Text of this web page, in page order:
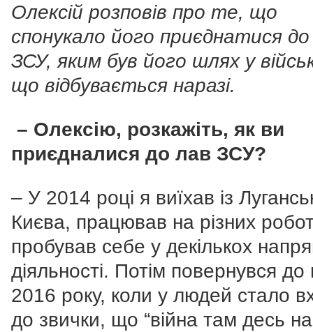
Олексій розповів про те, що
спонукало його приєднатися
ЗСУ, яким був його шлях у
що відбувається наразі.
– Олексію, розкажіть, як ви
приєдналися до лав ЗСУ?
– У 2014 році я виїхав із
Києва, працював на різних
пробував себе у декількох
діяльності. Потім повернувся до
2016 року, коли у людей стало
до звички, що “війна там десь на